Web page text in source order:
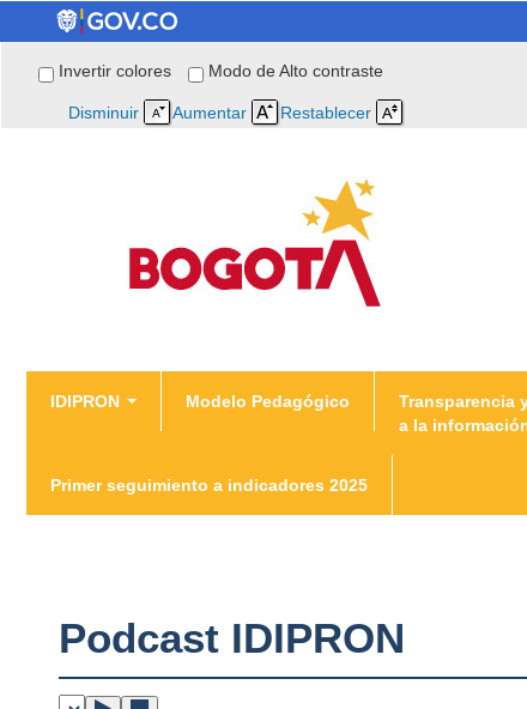
Invertir colores Modo de Alto contraste
Disminuir Aumentar Restablecer
IDIPRON Modelo Pedagógico
Transparencia
a la
Primer seguimiento a indicadores 2025
You are here
Podcast IDIPRON